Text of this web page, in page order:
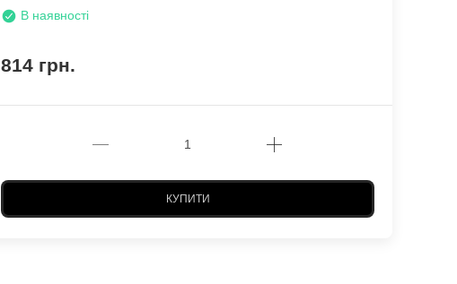
В наявності
814 грн.
КУПИТИ